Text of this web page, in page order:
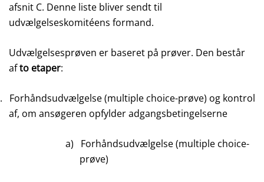
afsnit C. Denne liste bliver sendt til
udvælgelseskomitéens formand.
Udvælgelsesprøven er baseret på prøver. Den består
afto etaper:
Forhåndsudvælgelse (multiple choice-prøve) og kontrol
af, om ansøgeren opfylder adgangsbetingelserne
a)
Forhåndsudvælgelse (multiple choice-
prøve)